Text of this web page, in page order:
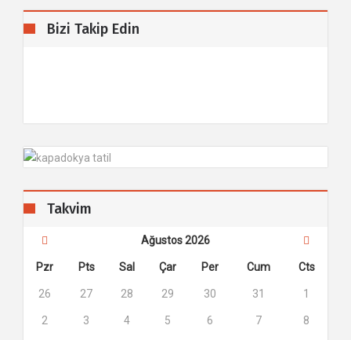
Bizi Takip Edin
Takvim
Ağustos 2026
Pzr Pts Sal Çar Per Cum Cts
26 27 28 29 30 31 1
2 3 4 5 6 7 8